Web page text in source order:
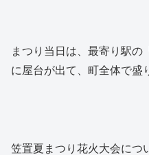
まつり当日は、最寄り駅の
に屋台が出て、町全体で盛
笠置夏まつり花火大会につ